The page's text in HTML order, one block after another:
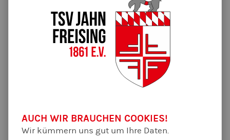
- Silvia Frankiw, 1. Platz W40
- Stephan Heckelsmüller, 3. Platz M30
- Johannes Wanner, 4. Platz M30
- Oriol Osés Fernandez, 1. Platz M20
- Moritz Steinberg, 4. Platz M35
AUCH WIR BRAUCHEN COOKIES!
Wir kümmern uns gut um Ihre Daten.